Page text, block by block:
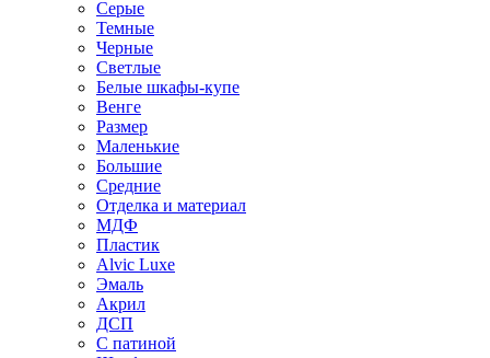
Серые
Темные
Черные
Светлые
Белые шкафы-купе
Венге
Размер
Маленькие
Большие
Средние
Отделка и материал
МДФ
Пластик
Alvic Luxe
Эмаль
Акрил
ДСП
С патиной